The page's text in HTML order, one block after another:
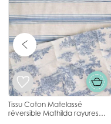
Tissu Coton Matelassé
réversible Mathilda rayures